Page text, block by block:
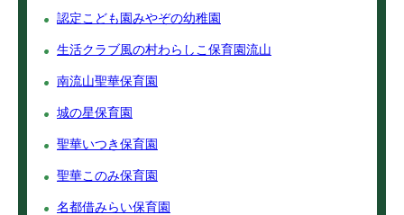
認定こども園みやぞの幼稚園
生活クラブ風の村わらしこ保育園流山
南流山聖華保育園
城の星保育園
聖華いつき保育園
聖華このみ保育園
名都借みらい保育園